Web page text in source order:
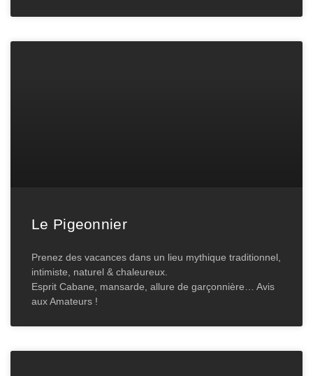
Le Pigeonnier
Prenez des vacances dans un lieu mythique traditionnel,
intimiste, naturel & chaleureux.
Esprit Cabane, mansarde, allure de garçonnière… Avis
aux Amateurs !